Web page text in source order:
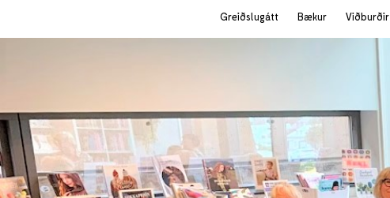
Greiðslugátt Bækur Viðburðir